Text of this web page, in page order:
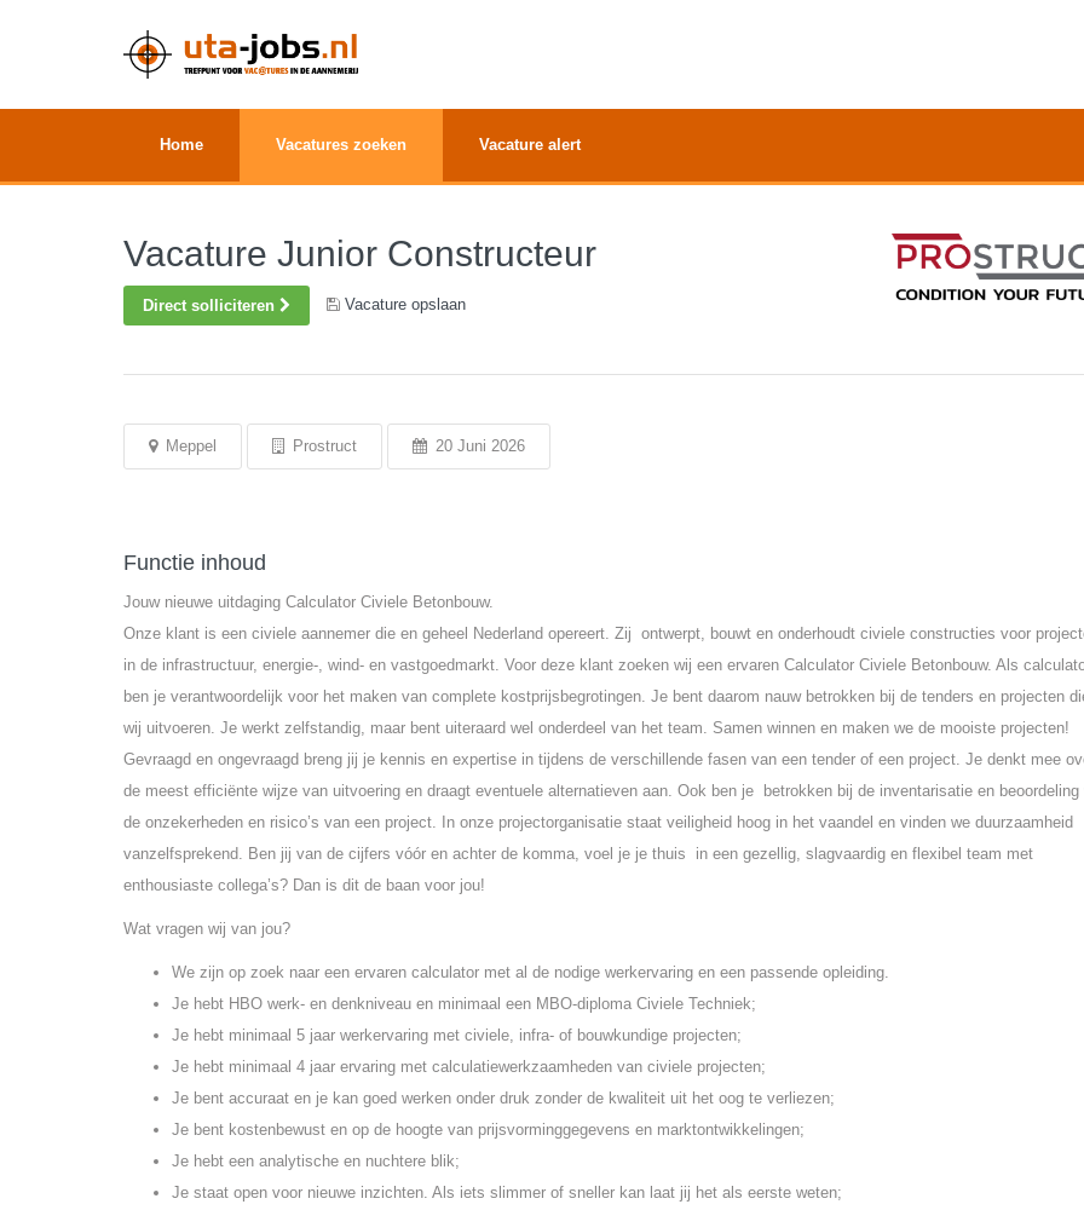
Home Vacatures zoeken Vacature alert
Vacature Junior Constructeur
Direct solliciteren Vacature opslaan
Meppel Prostruct 20 Juni 2026
Functie inhoud
Jouw nieuwe uitdaging Calculator Civiele Betonbouw.
Onze klant is een civiele aannemer die en geheel Nederland opereert. Zij ontwerpt, bouwt en onderhoudt civiele constructies voor
in de infrastructuur, energie-, wind- en vastgoedmarkt. Voor deze klant zoeken wij een ervaren Calculator Civiele Betonbouw. Als
ben je verantwoordelijk voor het maken van complete kostprijsbegrotingen. Je bent daarom nauw betrokken bij de tenders en projecten
wij uitvoeren. Je werkt zelfstandig, maar bent uiteraard wel onderdeel van het team. Samen winnen en maken we de mooiste projecten!
Gevraagd en ongevraagd breng jij je kennis en expertise in tijdens de verschillende fasen van een tender of een project. Je denkt mee
de meest efficiënte wijze van uitvoering en draagt eventuele alternatieven aan. Ook ben je betrokken bij de inventarisatie en beoordeling
de onzekerheden en risico’s van een project. In onze projectorganisatie staat veiligheid hoog in het vaandel en vinden we duurzaamheid
vanzelfsprekend. Ben jij van de cijfers vóór en achter de komma, voel je je thuis in een gezellig, slagvaardig en flexibel team met
enthousiaste collega’s? Dan is dit de baan voor jou!
Wat vragen wij van jou?
We zijn op zoek naar een ervaren calculator met al de nodige werkervaring en een passende opleiding.
Je hebt HBO werk- en denkniveau en minimaal een MBO-diploma Civiele Techniek;
Je hebt minimaal 5 jaar werkervaring met civiele, infra- of bouwkundige projecten;
Je hebt minimaal 4 jaar ervaring met calculatiewerkzaamheden van civiele projecten;
Je bent accuraat en je kan goed werken onder druk zonder de kwaliteit uit het oog te verliezen;
Je bent kostenbewust en op de hoogte van prijsvorminggegevens en marktontwikkelingen;
Je hebt een analytische en nuchtere blik;
Je staat open voor nieuwe inzichten. Als iets slimmer of sneller kan laat jij het als eerste weten;